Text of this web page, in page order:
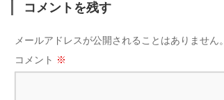
コメントを残す
メールアドレスが公開されることはありません。
コメント ※